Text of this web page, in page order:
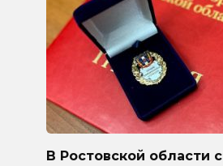
В Ростовской области